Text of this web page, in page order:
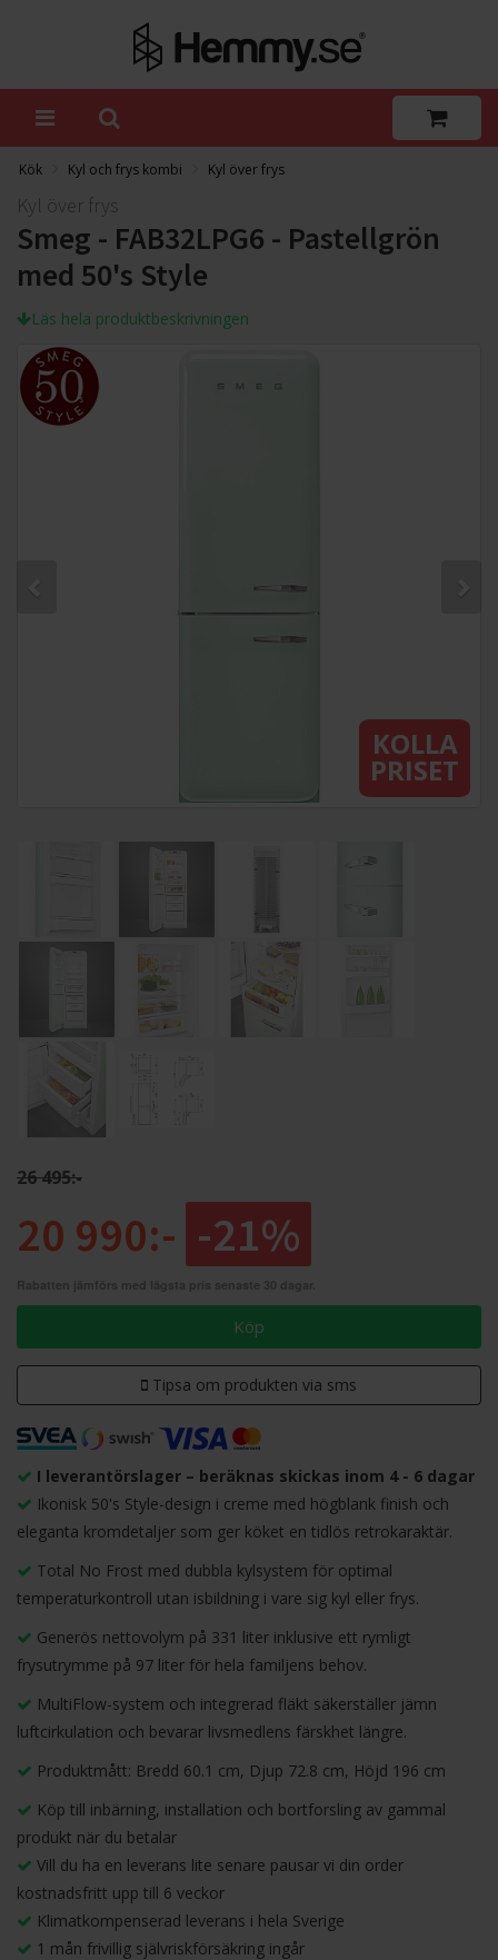
Kök Kyl och frys kombi Kyl över frys
Kyl över frys
Smeg - FAB32LPG6 - Pastellgrön
med 50's Style
Läs hela produktbeskrivningen
KOLLA
PRISET
26 495:-
20 990:- -21%
Köp
Tipsa om produkten via sms
I leverantörslager – beräknas skickas inom 4 - 6 dagar
Ikonisk 50's Style-design i creme med högblank finish och
eleganta kromdetaljer som ger köket en tidlös retrokaraktär.
Total No Frost med dubbla kylsystem för optimal
temperaturkontroll utan isbildning i vare sig kyl eller frys.
Generös nettovolym på 331 liter inklusive ett rymligt
frysutrymme på 97 liter för hela familjens behov.
MultiFlow-system och integrerad fläkt säkerställer jämn
luftcirkulation och bevarar livsmedlens färskhet längre.
Produktmått: Bredd 60.1 cm, Djup 72.8 cm, Höjd 196 cm
Köp till inbärning, installation och bortforsling av gammal
produkt när du betalar
Vill du ha en leverans lite senare pausar vi din order
kostnadsfritt upp till 6 veckor
Klimatkompenserad leverans i hela Sverige
1 mån frivillig självriskförsäkring ingår